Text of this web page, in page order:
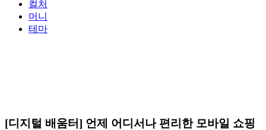
컬처
머니
테마
[디지털 배움터] 언제 어디서나 편리한 모바일 쇼핑